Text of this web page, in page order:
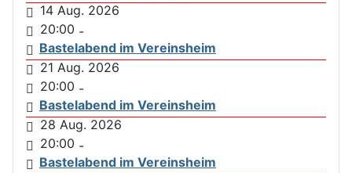
14 Aug. 2026
20:00 -
Bastelabend im Vereinsheim
21 Aug. 2026
20:00 -
Bastelabend im Vereinsheim
28 Aug. 2026
20:00 -
Bastelabend im Vereinsheim